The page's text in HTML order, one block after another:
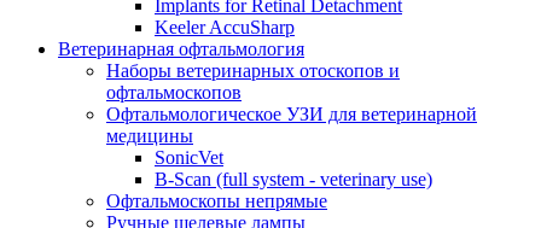
Implants for Retinal Detachment
Keeler AccuSharp
Ветеринарная офтальмология
Наборы ветеринарных отоскопов и
офтальмоскопов
Офтальмологическое УЗИ для ветеринарной
медицины
SonicVet
B-Scan (full system - veterinary use)
Офтальмоскопы непрямые
Ручные щелевые лампы